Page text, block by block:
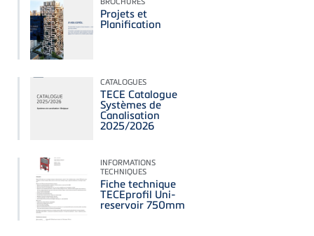
Projets et
Planification
CATALOGUES
TECE Catalogue
Systèmes de
Canalisation
2025/2026
INFORMATIONS
TECHNIQUES
Fiche technique
TECEprofil Uni-
reservoir 750mm